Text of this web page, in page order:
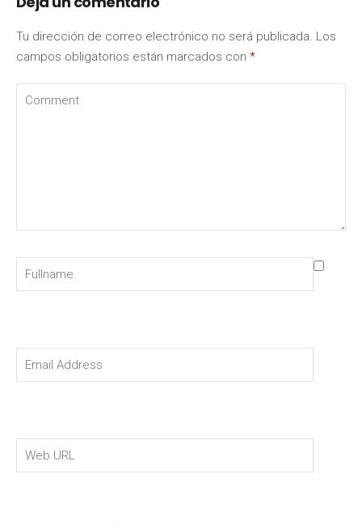
Tu dirección de correo electrónico no será publicada. Los
campos obligatorios están marcados con *